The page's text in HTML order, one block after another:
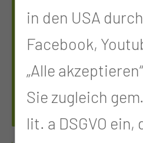
Tel.: +49 355
Anmeldung
Tel.:+49 355
Anmeldung
in den USA
Facebook,
„Alle
Sie zugleich
lit. a DSGVO